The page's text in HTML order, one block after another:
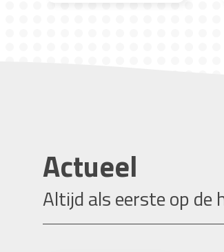
Actueel
Altijd als eerste op de